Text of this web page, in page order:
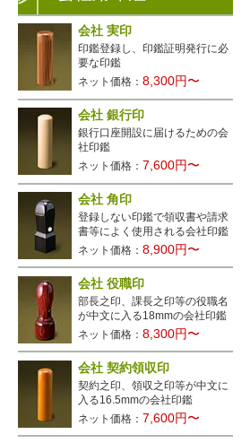
会社 実印
印鑑登録し、印鑑証明発行に必
要な印鑑
ネット価格：8,300円〜
会社 銀行印
銀行口座開設に届けるための会
社印鑑
ネット価格： 7,600円〜
会社 角印
登録しない印鑑で領収書や請求
書等によく使用される会社印鑑
ネット価格：8,900円〜
会社 役職印
部長之印、課長之印等の役職名
が中文に入る18mmの会社印鑑
ネット価格：8,300円〜
会社 契約領収印
契約之印、領収之印等が中文に
入る16.5mmの会社印鑑
ネット価格：7,600円〜